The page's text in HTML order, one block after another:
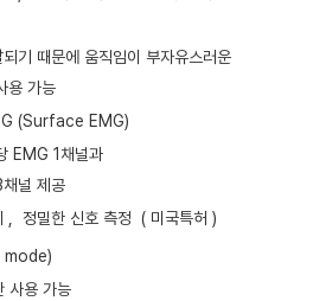
기 때문에 움직임이 부자유스러운
용 가능
(Surface EMG)
EMG 1 채널과
채널 제공
, 정밀한 신호 측정 ( 미국특허 )
mode)
사용 가능